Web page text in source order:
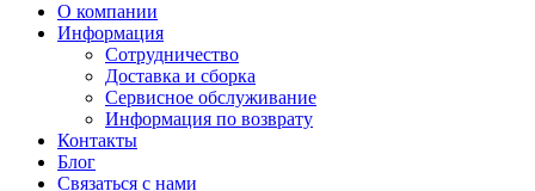
О компании
Информация
Сотрудничество
Доставка и сборка
Сервисное обслуживание
Информация по возврату
Контакты
Блог
Связаться с нами